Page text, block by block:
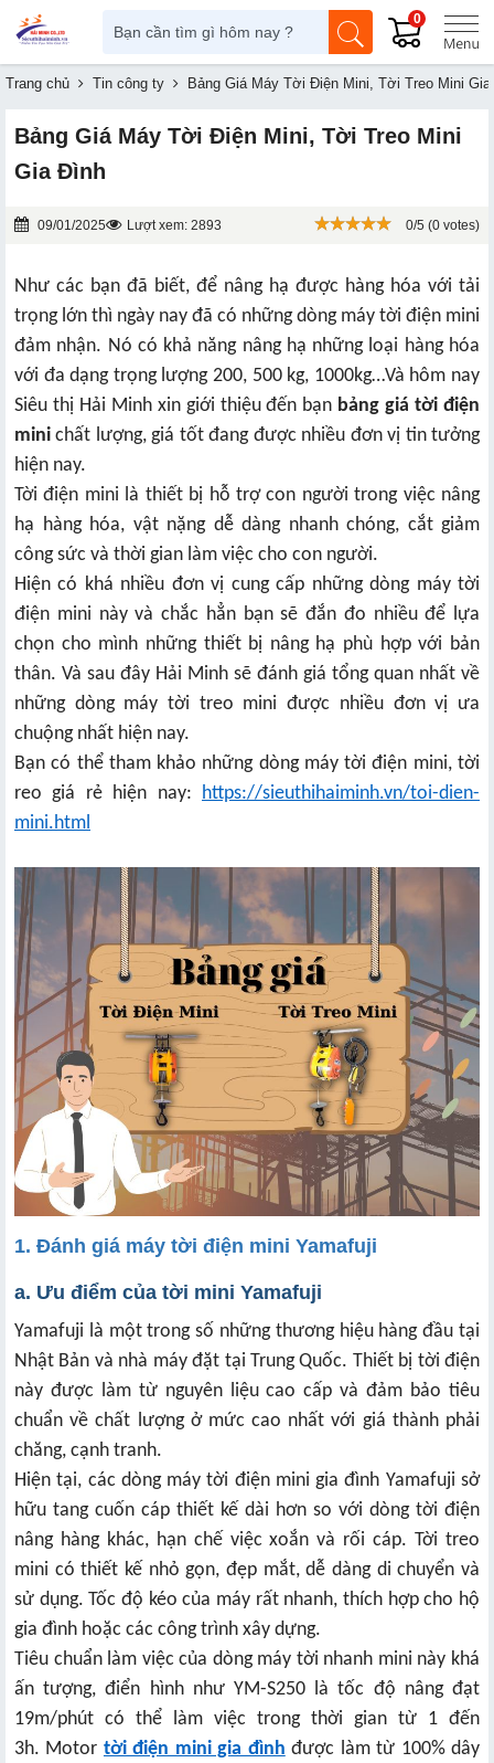
0
Trang chủ Tin công ty Bảng Giá Máy Tời Điện Mini, Tời Treo Mini
Bảng Giá Máy Tời Điện Mini, Tời Treo Mini
Gia Đình
09/01/2025 Lượt xem: 2893 0/5 (0 votes)
Như các bạn đã biết, để nâng hạ được hàng hóa với tải
trọng lớn thì ngày nay đã có những dòng máy tời điện mini
đảm nhận. Nó có khả năng nâng hạ những loại hàng hóa
với đa dạng trọng lượng 200, 500 kg, 1000kg…Và hôm nay
Siêu thị Hải Minh xin giới thiệu đến bạn bảng giá tời điện
mini chất lượng, giá tốt đang được nhiều đơn vị tin tưởng
hiện nay.
Tời điện mini là thiết bị hỗ trợ con người trong việc nâng
hạ hàng hóa, vật nặng dễ dàng nhanh chóng, cắt giảm
công sức và thời gian làm việc cho con người.
Hiện có khá nhiều đơn vị cung cấp những dòng máy tời
điện mini này và chắc hẳn bạn sẽ đắn đo nhiều để lựa
chọn cho mình những thiết bị nâng hạ phù hợp với bản
thân. Và sau đây Hải Minh sẽ đánh giá tổng quan nhất về
những dòng máy tời treo mini được nhiều đơn vị ưa
chuộng nhất hiện nay.
Bạn có thể tham khảo những dòng máy tời điện mini, tời
reo giá rẻ hiện nay:
https://sieuthihaiminh.vn/toi-dien-
mini.html
1. Đánh giá máy tời điện mini Yamafuji
a. Ưu điểm của tời mini Yamafuji
Yamafuji là một trong số những thương hiệu hàng đầu tại
Nhật Bản và nhà máy đặt tại Trung Quốc. Thiết bị tời điện
này được làm từ nguyên liệu cao cấp và đảm bảo tiêu
chuẩn về chất lượng ở mức cao nhất với giá thành phải
chăng, cạnh tranh.
Hiện tại, các dòng máy tời điện mini gia đình Yamafuji sở
hữu tang cuốn cáp thiết kế dài hơn so với dòng tời điện
nâng hàng khác, hạn chế việc xoắn và rối cáp.Tời treo
mini có thiết kế nhỏ gọn, đẹp mắt, dễ dàng di chuyển và
sử dụng. Tốc độ kéo của máy rất nhanh, thích hợp cho hộ
gia đình hoặc các công trình xây dựng.
Tiêu chuẩn làm việc của dòng máy tời nhanh mini này khá
ấn tượng, điển hình như YM-S250 là tốc độ nâng đạt
19m/phút có thể làm việc trong thời gian từ 1 đến
3h. Motor tời điện mini gia đình được làm từ 100% dây